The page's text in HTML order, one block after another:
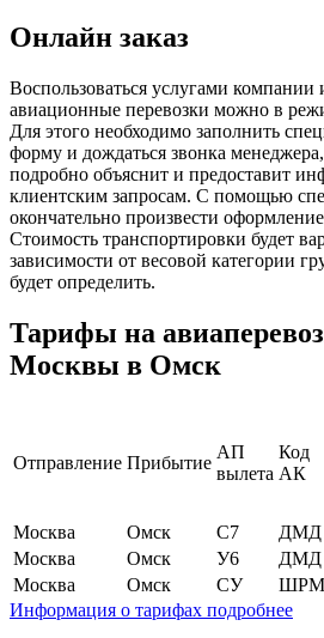
Онлайн заказ
Воспользоваться услугами компании
авиационные перевозки можно в
Для этого необходимо заполнить
форму и дождаться звонка
подробно объяснит и предоставит
клиентским запросам. С помощью
окончательно произвести
Стоимость транспортировки будет
зависимости от весовой категории
будет определить.
Тарифы на
Москвы в Омск
Отправление Прибытие
АП
вылета
Код
АК
Москва
Омск С7 ДМД
Москва
Омск У6 ДМД
Москва
Омск СУ ШРМ
Информация о тарифах подробнее